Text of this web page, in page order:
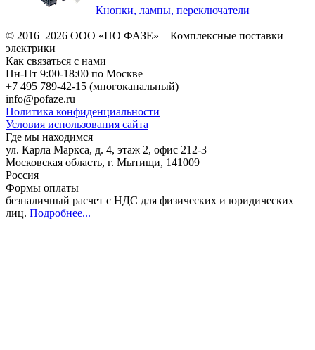
Кнопки, лампы, переключатели
© 2016–2026 ООО «ПО ФАЗЕ» – Комплексные поставки
электрики
Как связаться с нами
Пн-Пт 9:00-18:00 по Москве
+7 495 789-42-15 (многоканальный)
info@pofaze.ru
Политика конфиденциальности
Условия использования сайта
Где мы находимся
ул. Карла Маркса, д. 4, этаж 2, офис 212-3
Московская область, г. Мытищи, 141009
Россия
Формы оплаты
безналичный расчет с НДС для физических и юридических
лиц. Подробнее...